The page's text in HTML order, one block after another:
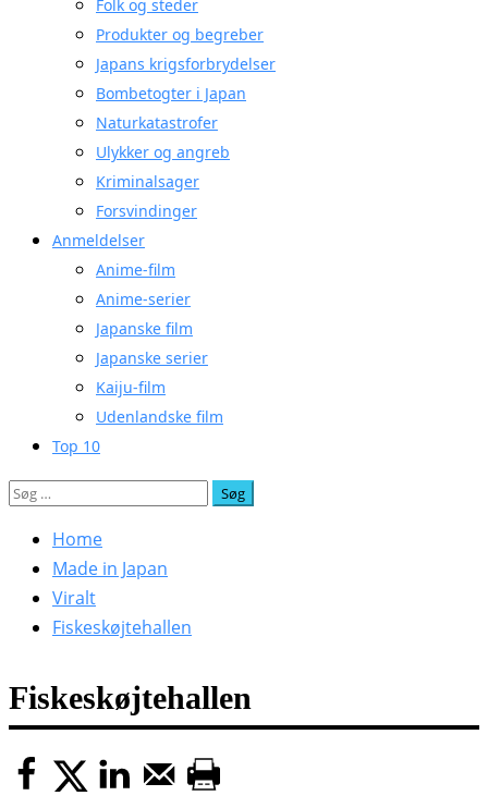
Folk og steder
Produkter og begreber
Japans krigsforbrydelser
Bombetogter i Japan
Naturkatastrofer
Ulykker og angreb
Kriminalsager
Forsvindinger
Anmeldelser
Anime-film
Anime-serier
Japanske film
Japanske serier
Kaiju-film
Udenlandske film
Top 10
Søg
Home
Made in Japan
Viralt
Fiskeskøjtehallen
Fiskeskøjtehallen